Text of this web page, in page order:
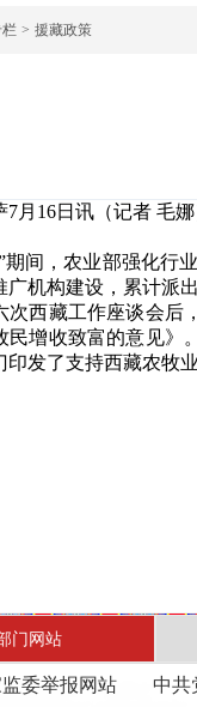
> 援藏政策
16日讯（记者 毛娜
，农业部强化行业
广机构建设，累计派
藏工作座谈会后，
民增收致富的意见》
印发了支持西藏农牧
门网站
委举报网站 中共